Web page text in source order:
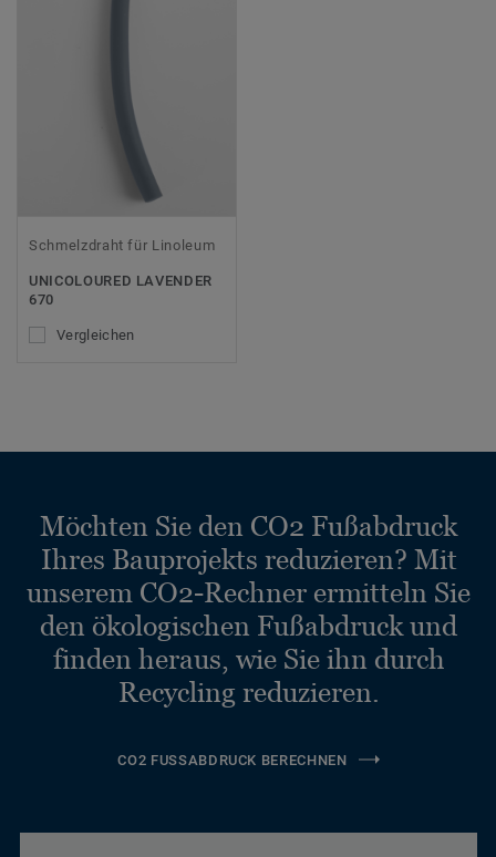
Schmelzdraht für Linoleum
UNICOLOURED LAVENDER
670
Vergleichen
Möchten Sie den CO2 Fußabdruck
Ihres Bauprojekts reduzieren? Mit
unserem CO2-Rechner ermitteln Sie
den ökologischen Fußabdruck und
finden heraus, wie Sie ihn durch
Recycling reduzieren.
CO2 FUSSABDRUCK BERECHNEN